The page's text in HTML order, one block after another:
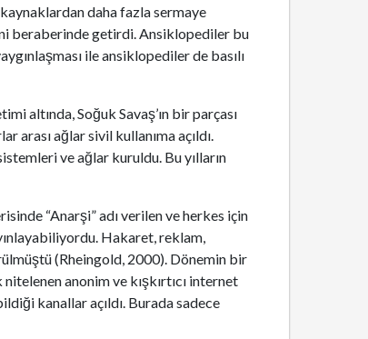
daha fazla sermaye
beraberinde getirdi. Ansiklopediler bu
ile ansiklopediler de basılı
altında, Soğuk Savaş’ın bir parçası
arası ağlar sivil kullanıma açıldı.
ve ağlar kuruldu. Bu yılların
“Anarşi” adı verilen ve herkes için
Hakaret, reklam,
(Rheingold, 2000). Dönemin bir
anonim ve kışkırtıcı internet
kanallar açıldı. Burada sadece